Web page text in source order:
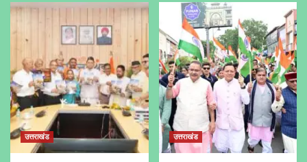
उत्तराखंड उत्तराखंड